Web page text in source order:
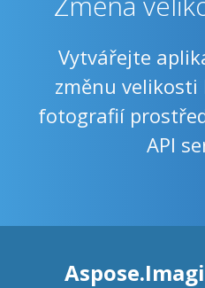
Vytvářejte
změnu velikosti
fotografií
API